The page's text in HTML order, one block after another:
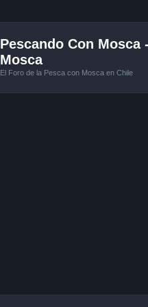
Pescando Con
Mosca
El Foro de la Pesca con Mosca en Chile